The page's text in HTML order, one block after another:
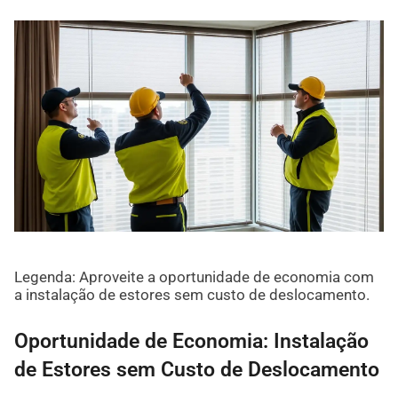
Legenda: Aproveite a oportunidade de economia com
a instalação de estores sem custo de deslocamento.
Oportunidade de Economia: Instalação
de Estores sem Custo de Deslocamento